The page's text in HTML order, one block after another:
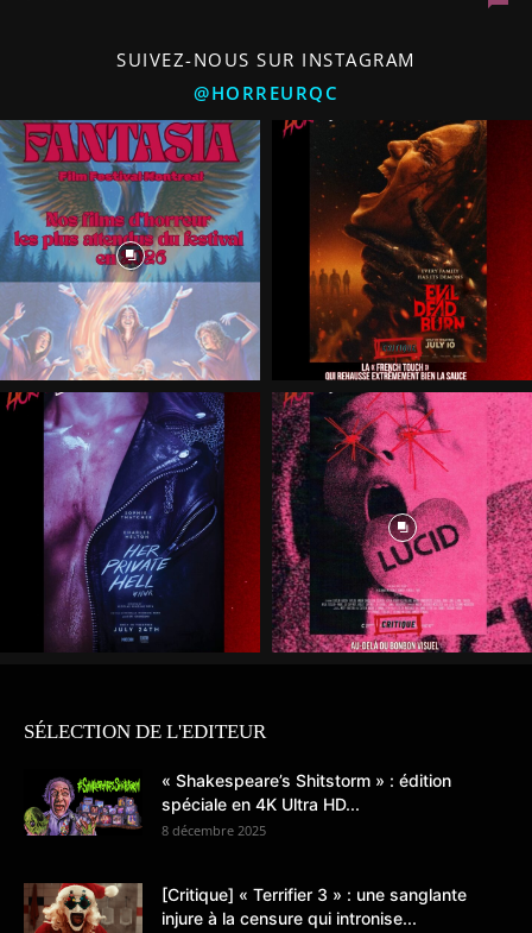
SUIVEZ-NOUS SUR INSTAGRAM
@HORREURQC
SÉLECTION DE L'EDITEUR
« Shakespeare’s Shitstorm » : édition
spéciale en 4K Ultra HD...
8 décembre 2025
[Critique] « Terrifier 3 » : une sanglante
injure à la censure qui intronise...